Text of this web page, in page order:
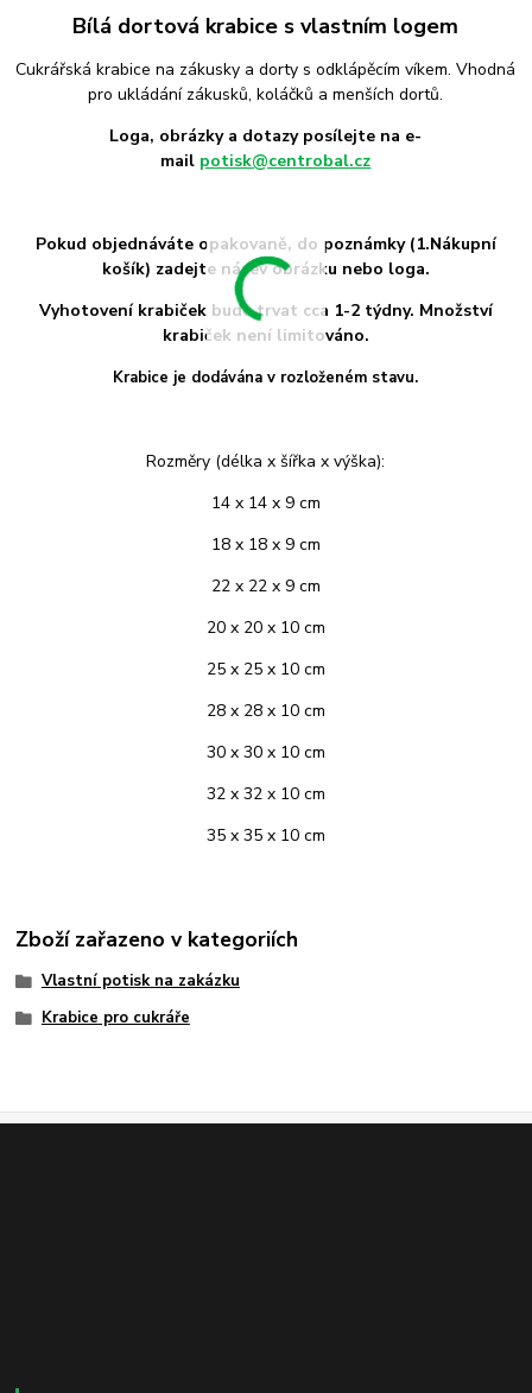
Bílá dortová krabice s vlastním logem
Cukrářská krabice na zákusky a dorty s odklápěcím víkem. Vhodná
pro ukládání zákusků, koláčků a menších dortů.
Loga, obrázky a dotazy posílejte na e-
mail potisk@centrobal.cz
Pokud objednáváte opakovaně, do poznámky (1.Nákupní
košík) zadejte název obrázku nebo loga.
Vyhotovení krabiček bude trvat cca 1-2 týdny. Množství
krabiček není limitováno.
Krabice je dodávána v rozloženém stavu.
Rozměry (délka x šířka x výška):
14 x 14 x 9 cm
18 x 18 x 9 cm
22 x 22 x 9 cm
20 x 20 x 10 cm
25 x 25 x 10 cm
28 x 28 x 10 cm
30 x 30 x 10 cm
32 x 32 x 10 cm
35 x 35 x 10 cm
Zboží zařazeno v kategoriích
Vlastní potisk na zakázku
Krabice pro cukráře